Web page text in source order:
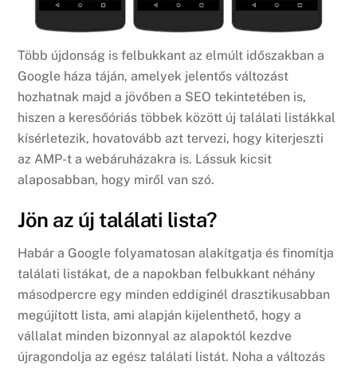
Több újdonság is felbukkant az elmúlt időszakban a
Google háza táján, amelyek jelentős változást
hozhatnak majd a jövőben a SEO tekintetében is,
hiszen a keresőóriás többek között új találati listákkal
kísérletezik, hovatovább azt tervezi, hogy kiterjeszti
az AMP-t a webáruházakra is. Lássuk kicsit
alaposabban, hogy miről van szó.
Jön az új találati lista?
Habár a Google folyamatosan alakítgatja és finomítja
találati listákat, de a napokban felbukkant néhány
másodpercre egy minden eddiginél drasztikusabban
megújított lista, ami alapján kijelenthető, hogy a
vállalat minden bizonnyal az alapoktól kezdve
újragondolja az egész találati listát. Noha a változás